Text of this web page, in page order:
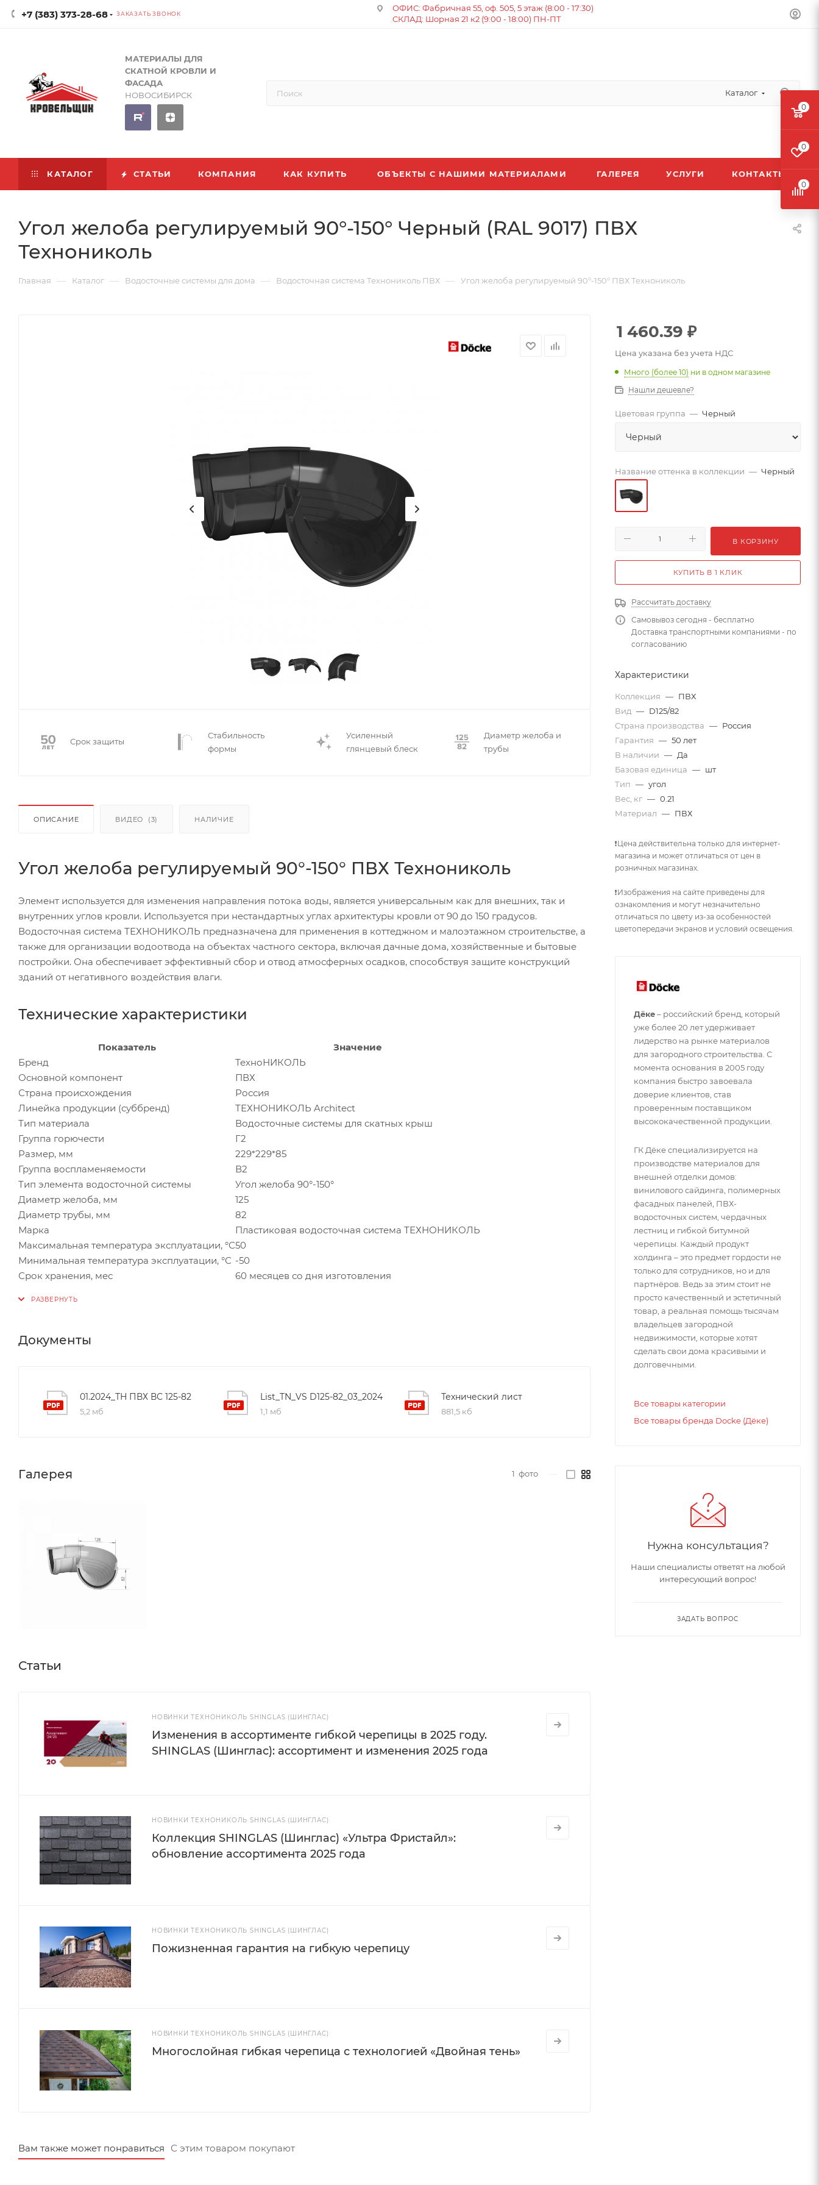
+7 (383) 373-28-68 ЗАКАЗАТЬ ЗВОНОК
ОФИС: Фабричная 55, оф. 505, 5 этаж (8:00 - 17:30)
СКЛАД: Шорная 21 к2 (9:00 - 18:00) ПН-ПТ
МАТЕРИАЛЫ ДЛЯ
СКАТНОЙ КРОВЛИ И
ФАСАДА
НОВОСИБИРСК
Каталог
КАТАЛОГ СТАТЬИ КОМПАНИЯ КАК КУПИТЬ ОБЪЕКТЫ С НАШИМИ МАТЕРИАЛАМИ ГАЛЕРЕЯ УСЛУГИ КОНТАКТЫ
Угол желоба регулируемый 90°-150° Черный (RAL 9017) ПВХ
Технониколь
Главная — Каталог — Водосточные системы для дома — Водосточная система Технониколь ПВХ — Угол желоба регулируемый 90°-150° ПВХ Технониколь
Срок защиты
Стабильность
формы
Усиленный
глянцевый блеск
Диаметр желоба и
трубы
ОПИСАНИЕ ВИДЕО (3) НАЛИЧИЕ
Угол желоба регулируемый 90°-150° ПВХ Технониколь
Элемент используется для изменения направления потока воды, является универсальным как для внешних, так и
внутренних углов кровли. Используется при нестандартных углах архитектуры кровли от 90 до 150 градусов.
Водосточная система ТЕХНОНИКОЛЬ предназначена для применения в коттеджном и малоэтажном строительстве, а
также для организации водоотвода на объектах частного сектора, включая дачные дома, хозяйственные и бытовые
постройки. Она обеспечивает эффективный сбор и отвод атмосферных осадков, способствуя защите конструкций
зданий от негативного воздействия влаги.
Технические характеристики
Показатель
Значение
Бренд
ТехноНИКОЛЬ
Основной компонент
ПВХ
Страна происхождения
Россия
Линейка продукции (суббренд)
ТЕХНОНИКОЛЬ Architect
Тип материала
Водосточные системы для скатных крыш
Группа горючести
Г2
Размер, мм
229*229*85
Группа воспламеняемости
В2
Тип элемента водосточной системы
Угол желоба 90°-150°
Диаметр желоба, мм
125
Диаметр трубы, мм
82
Марка
Пластиковая водосточная система ТЕХНОНИКОЛЬ
Максимальная температура эксплуатации, °С50
Минимальная температура эксплуатации, °С -50
Срок хранения, мес
60 месяцев со дня изготовления
Документы
01.2024_ТН ПВХ ВС 125-82
5,2 мб
List_TN_VS D125-82_03_2024
1,1 мб
Технический лист
881,5 кб
Галерея 1 фото
Статьи
НОВИНКИ ТЕХНОНИКОЛЬ SHINGLAS (ШИНГЛАС)
Изменения в ассортименте гибкой черепицы в 2025 году.
SHINGLAS (Шинглас): ассортимент и изменения 2025 года
НОВИНКИ ТЕХНОНИКОЛЬ SHINGLAS (ШИНГЛАС)
Коллекция SHINGLAS (Шинглас) «Ультра Фристайл»:
обновление ассортимента 2025 года
НОВИНКИ ТЕХНОНИКОЛЬ SHINGLAS (ШИНГЛАС)
Пожизненная гарантия на гибкую черепицу
НОВИНКИ ТЕХНОНИКОЛЬ SHINGLAS (ШИНГЛАС)
Многослойная гибкая черепица с технологией «Двойная тень»
Вам также может понравиться С этим товаром покупают
1 460.39 ₽
Цена указана без учета НДС
Много (более 10) ни в одном магазине
Нашли дешевле?
Цветовая группа — Черный
Название оттенка в коллекции — Черный
В КОРЗИНУ
КУПИТЬ В 1 КЛИК
Рассчитать доставку
Самовывоз сегодня - бесплатно
Доставка транспортными компаниями - по
согласованию
Характеристики
Коллекция — ПВХ
Вид — D125/82
Страна производства — Россия
Гарантия — 50 лет
В наличии — Да
Базовая единица — шт
Тип — угол
Вес, кг — 0.21
Материал — ПВХ
❗Цена действительна только для интернет-
магазина и может отличаться от цен в
розничных магазинах.
❗Изображения на сайте приведены для
ознакомления и могут незначительно
отличаться по цвету из-за особенностей
цветопередачи экранов и условий освещения.
Дёке– российский бренд, который
уже более 20 лет удерживает
лидерство на рынке материалов
для загородного строительства. С
момента основания в 2005 году
компания быстро завоевала
доверие клиентов, став
проверенным поставщиком
высококачественной продукции.
ГК Дёке специализируется на
производстве материалов для
внешней отделки домов:
винилового сайдинга, полимерных
фасадных панелей, ПВХ-
водосточных систем, чердачных
лестниц и гибкой битумной
черепицы. Каждый продукт
холдинга – это предмет гордости не
только для сотрудников, но и для
партнёров. Ведь за этим стоит не
просто качественный и эстетичный
товар, а реальная помощь тысячам
владельцев загородной
недвижимости, которые хотят
сделать свои дома красивыми и
долговечными.
Все товары категории
Все товары бренда Docke (Дёке)
Нужна консультация?
Наши специалисты ответят на любой
интересующий вопрос!
ЗАДАТЬ ВОПРОС
0
0
0